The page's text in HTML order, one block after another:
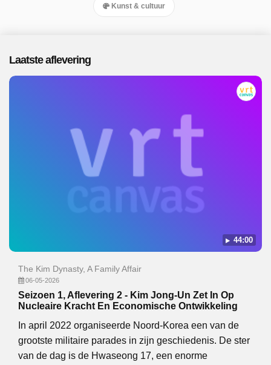
Kunst & cultuur
Laatste aflevering
44:00
The Kim Dynasty, A Family Affair
06-05-2026
Seizoen 1, Aflevering 2 - Kim Jong-Un Zet In Op
Nucleaire Kracht En Economische Ontwikkeling
In april 2022 organiseerde Noord-Korea een van de
grootste militaire parades in zijn geschiedenis. De ster
van de dag is de Hwaseong 17, een enorme